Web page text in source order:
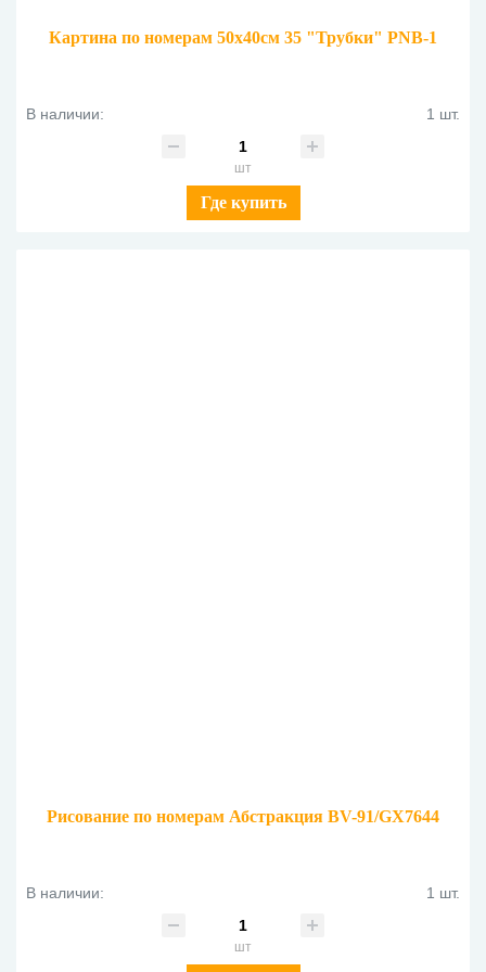
Картина по номерам 50х40см 35 "Трубки" PNB-1
В наличии: 1 шт.
шт
Где купить
Рисование по номерам Абстракция BV-91/GX7644
В наличии: 1 шт.
шт